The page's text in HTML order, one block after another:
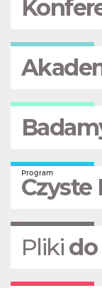
Program
Czyste
Pliki do